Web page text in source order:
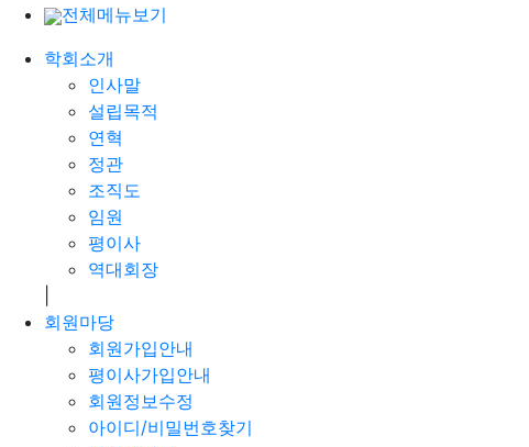
전체메뉴보기
학회소개
인사말
설립목적
연혁
정관
조직도
임원
평이사
역대회장
회원마당
회원가입안내
평이사가입안내
회원정보수정
아이디/비밀번호찾기